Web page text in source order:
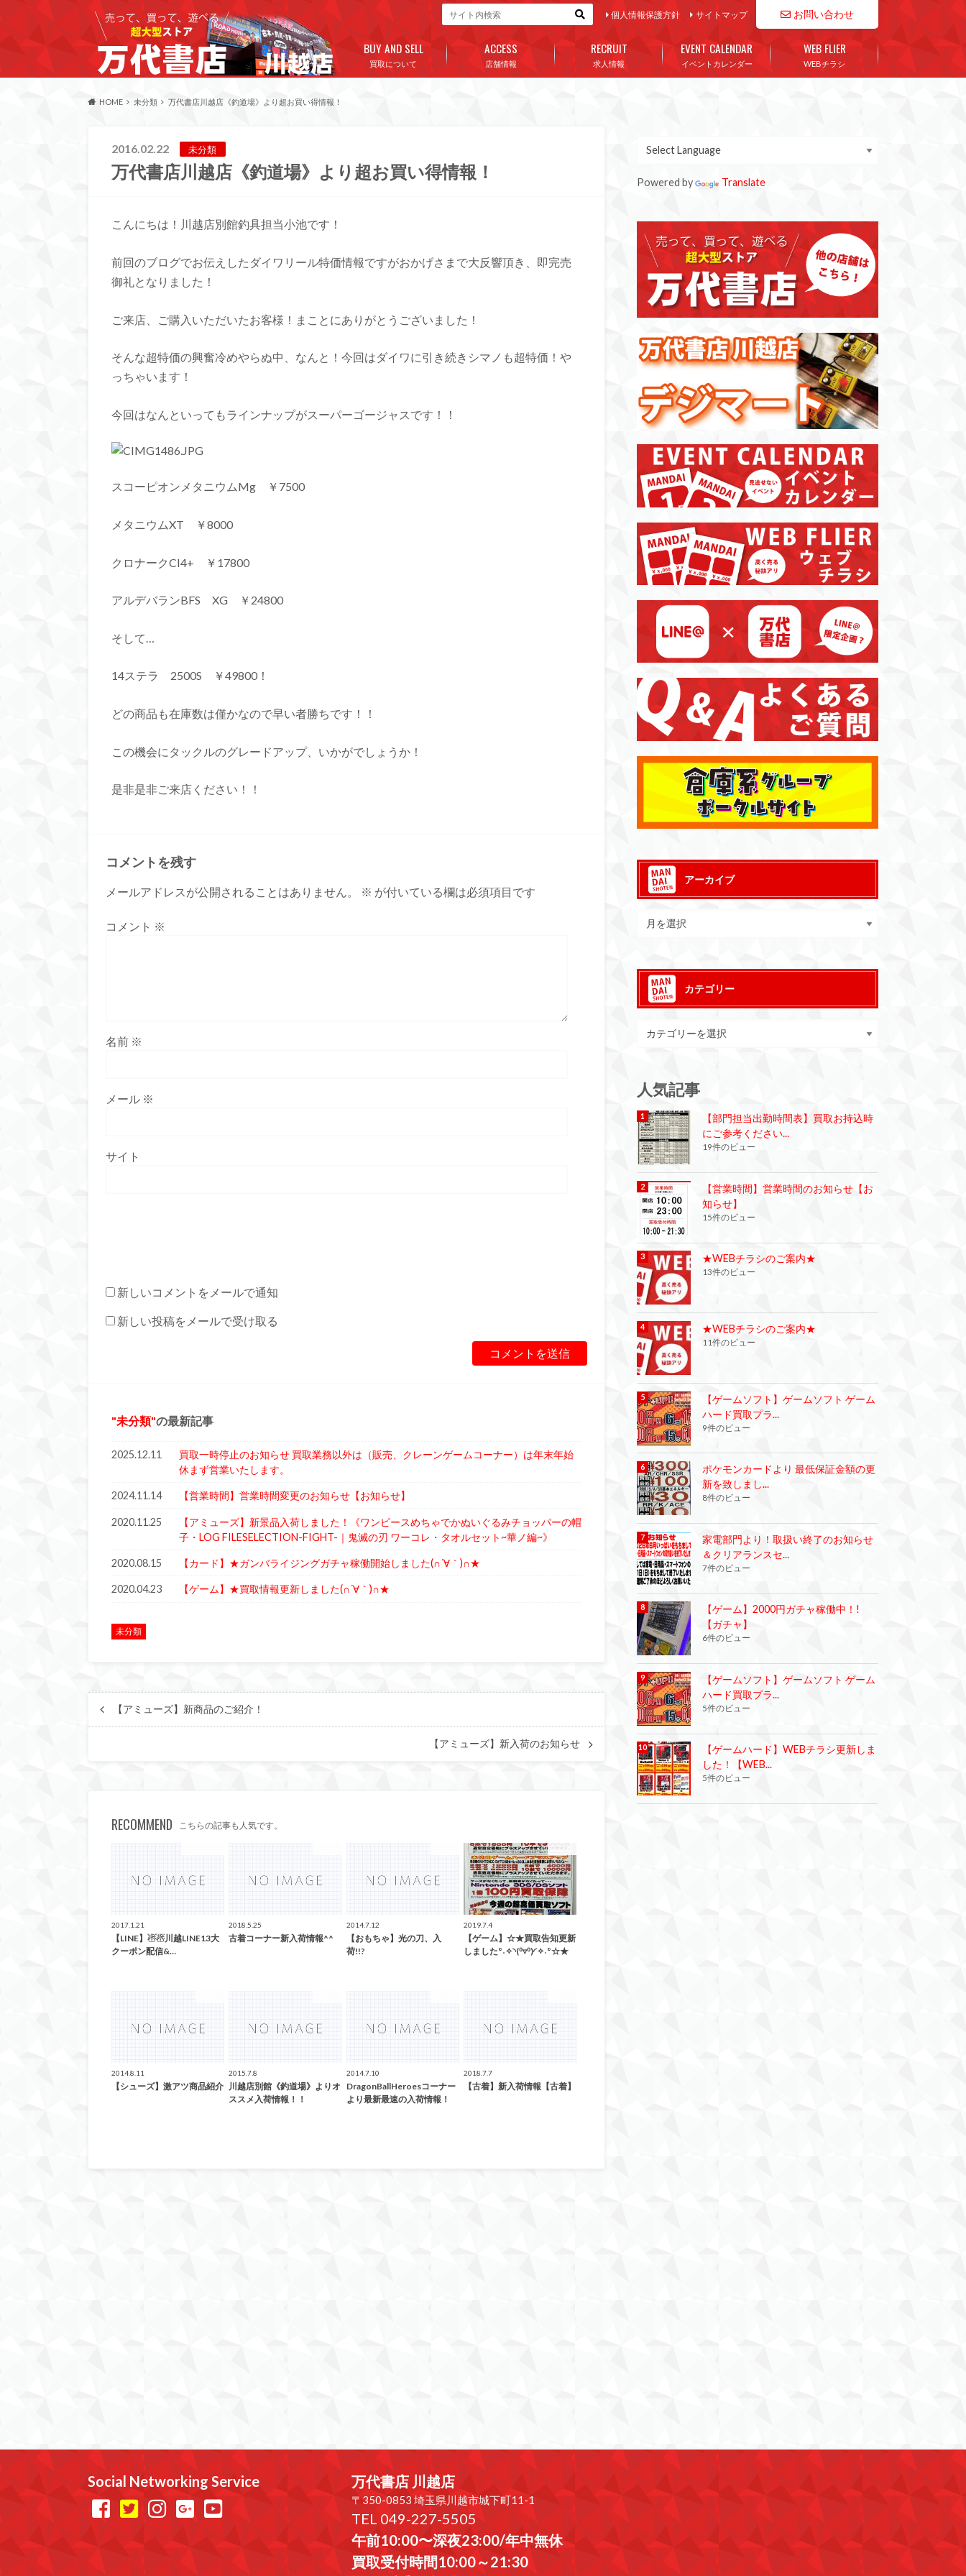
お問い合わせ
個人情報保護方針 サイトマップ
買取について
BUY AND SELL
店舗情報
ACCESS
求人情報
RECRUIT
イベントカレンダー
EVENT CALENDAR
WEBチラシ
WEB FLIER
HOME 未分類 万代書店川越店《釣道場》より超お買い得情報！
2016.02.22 未分類
万代書店川越店《釣道場》より超お買い得情報！
こんにちは！ 川越店別館釣具担当小池です！
前回のブログでお伝えしたダイワリール特価情報ですがおかげさまで大反響頂き、即完売
御礼となりました！
ご来店、ご購入いただいたお客様！まことにありがとうございました！
そんな超特価の興奮冷めやらぬ中、なんと！今回はダイワに引き続きシマノも超特価！や
っちゃいます！
今回はなんといってもラインナップがスーパーゴージャスです！！
スコーピオンメタニウムMg ￥7500
メタニウムXT ￥8000
クロナークCI4+ ￥17800
アルデバランBFS XG ￥24800
そして…
14ステラ 2500S ￥49800！
どの商品も在庫数は僅かなので早い者勝ちです！！
この機会にタックルのグレードアップ、いかがでしょうか！
是非是非ご来店ください！！
コメントを残す
メールアドレスが公開されることはありません。 ※ が付いている欄は必須項目です
コメント ※
名前 ※
メール ※
サイト
新しいコメントをメールで通知
新しい投稿をメールで受け取る
未分類 の最新記事
2025.12.11
買取一時停止のお知らせ 買取業務以外は（販売、クレーンゲームコーナー）は年末年始
休まず営業いたします。
2024.11.14 【営業時間】営業時間変更のお知らせ【お知らせ】
2020.11.25
【アミューズ】新景品入荷しました！《ワンピースめちゃでかぬいぐるみチョッパーの帽
子・LOG FILESELECTION-FIGHT-｜鬼滅の刃 ワーコレ・タオルセット~華ノ編~》
2020.08.15 【カード】★ガンバライジングガチャ稼働開始しました(∩´∀｀)∩★
2020.04.23 【ゲーム】★買取情報更新しました(∩´∀｀)∩★
未分類
【アミューズ】新商品のご紹介！
【アミューズ】新入荷のお知らせ
RECOMMEND こちらの記事も人気です。
2017.1.21
【LINE】☃☃川越LINE13大
クーポン配信&…
2018.5.25
古着コーナー新入荷情報^^
2014.7.12
【おもちゃ】光の刀、入
荷!!?
2019.7.4
【ゲーム】☆★買取告知更新
しました°˖✧◝(⁰▿⁰)◜✧˖°☆★
2014.8.11
【シューズ】激アツ商品紹介
2015.7.8
川越店別館《釣道場》よりオ
ススメ入荷情報！！
2014.7.10
DragonBallHeroesコーナー
より最新最速の入荷情報！
2018.7.7
【古着】新入荷情報【古着】
Powered by Translate
アーカイブ
カテゴリー
人気記事
【部門担当出勤時間表】買取お持込時
にご参考ください...
19件のビュー
【営業時間】営業時間のお知らせ【お
知らせ】
15件のビュー
★WEBチラシのご案内★
13件のビュー
★WEBチラシのご案内★
11件のビュー
【ゲームソフト】ゲームソフト ゲーム
ハード買取プラ...
9件のビュー
ポケモンカードより 最低保証金額の更
新を致しまし...
8件のビュー
家電部門より！取扱い終了のお知らせ
＆クリアランスセ...
7件のビュー
【ゲーム】2000円ガチャ稼働中！!
【ガチャ】
6件のビュー
【ゲームソフト】ゲームソフト ゲーム
ハード買取プラ...
5件のビュー
【ゲームハード】WEBチラシ更新しま
した！【WEB...
5件のビュー
Social Networking Service 万代書店 川越店
〒350-0853 埼玉県川越市城下町11-1
TEL 049-227-5505
午前10:00〜深夜23:00/年中無休
買取受付時間10:00～21:30